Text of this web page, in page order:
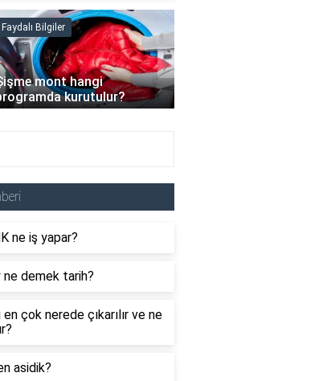
Faydalı Bilgiler
mont hangi
kurutulur?
›
ne iş yapar?
ne demek tarih?
en çok nerede çıkarılır ve ne
asidik?